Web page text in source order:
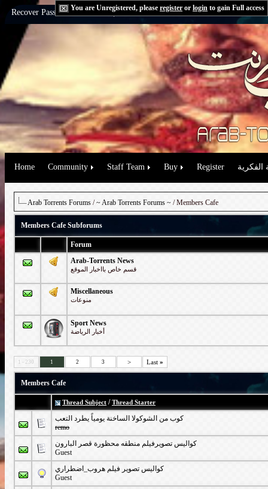
You are Unregistered, please register or login to gain Full access
Recover Password:via Email|via Question
Home Community Staff Team Buy Register الفكرية
Arab Torrents Forums /~ Arab Torrents Forums ~ / Members Cafe
Members Cafe Subforums
Forum
Arab-Torrents News
قسم خاص بااخبار الموقع
Miscellaneous
منوعات
Sport News
أخبار الرياضة
1 - 230 1 2 3 > Last »
Members Cafe
Thread Subject /Thread Starter
كوب من الشوكولا الساخنة يومياً يطرد التعب
remo
كواليس تصويرفيلم منطقه محظورة قصر البارون
Guest
كواليس تصوير فيلم هروب_اضطراري
Guest